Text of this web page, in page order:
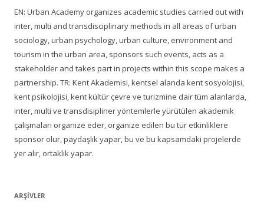
EN: Urban Academy organizes academic studies carried out with
inter, multi and transdisciplinary methods in all areas of urban
sociology, urban psychology, urban culture, environment and
tourism in the urban area, sponsors such events, acts as a
stakeholder and takes part in projects within this scope makes a
partnership. TR: Kent Akademisi, kentsel alanda kent sosyolojisi,
kent psikolojisi, kent kültür çevre ve turizmine dair tüm alanlarda,
inter, multi ve transdisipliner yöntemlerle yürütülen akademik
çalışmaları organize eder, organize edilen bu tür etkinliklere
sponsor olur, paydaşlık yapar, bu ve bu kapsamdaki projelerde
yer alır, ortaklık yapar.
ARŞIVLER